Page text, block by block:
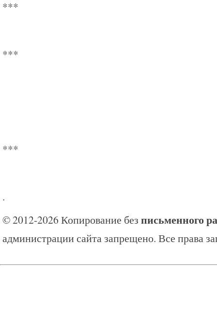
***
***
***
.
© 2012-2026 Копирование без письменного
администрации сайта запрещено. Все права